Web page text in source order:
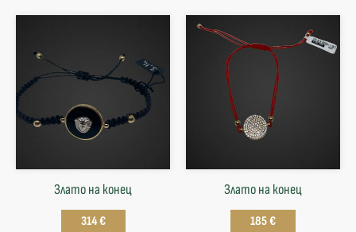
Злато на конец
314 €
Злато на конец
185 €